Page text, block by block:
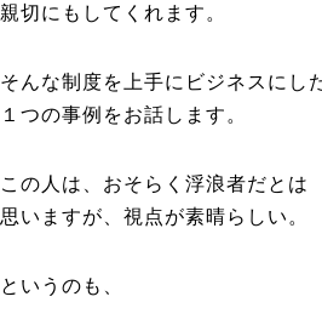
親切にもしてくれます。
そんな制度を上手にビジネスにし
１つの事例をお話します。
この人は、おそらく浮浪者だとは
思いますが、視点が素晴らしい。
というのも、